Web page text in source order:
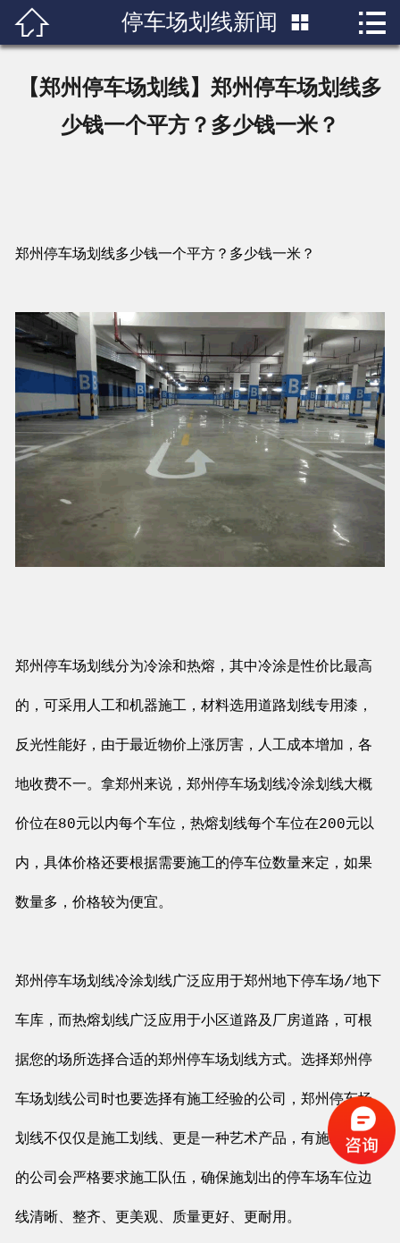
 首页
产品展示
行业知识
联系我们
 停车场划线新闻  
【郑州停车场划线】郑州停车场划线多
少钱一个平方？多少钱一米？
郑州停车场划线多少钱一个平方？多少钱一米？
郑州停车场划线分为冷涂和热熔，其中冷涂是性价比最高
的，可采用人工和机器施工，材料选用道路划线专用漆，
反光性能好，由于最近物价上涨厉害，人工成本增加，各
地收费不一。拿郑州来说，郑州停车场划线冷涂划线大概
价位在80元以内每个车位，热熔划线每个车位在200元以
内，具体价格还要根据需要施工的停车位数量来定，如果
数量多，价格较为便宜。
郑州停车场划线冷涂划线广泛应用于郑州地下停车场/地下
车库，而热熔划线广泛应用于小区道路及厂房道路，可根
据您的场所选择合适的郑州停车场划线方式。选择郑州停
车场划线公司时也要选择有施工经验的公司，郑州停车场
划线不仅仅是施工划线、更是一种艺术产品，有施工经验
的公司会严格要求施工队伍，确保施划出的停车场车位边
线清晰、整齐、更美观、质量更好、更耐用。